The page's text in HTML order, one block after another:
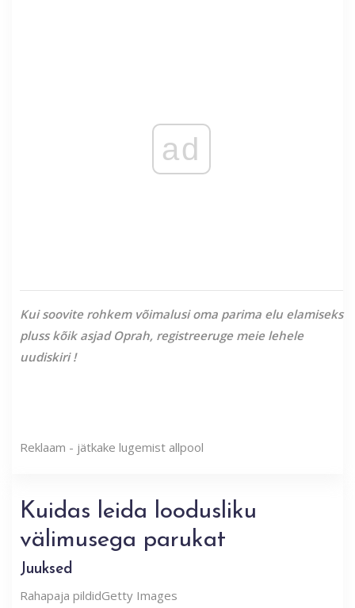
ad
Kui soovite rohkem võimalusi oma parima elu elamiseks
pluss kõik asjad Oprah, registreeruge meie lehele
uudiskiri!
Reklaam - jätkake lugemist allpool
Kuidas leida loodusliku
välimusega parukat
Juuksed
Rahapaja pildidGetty Images